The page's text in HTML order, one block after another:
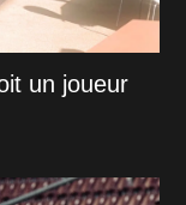
un joueur